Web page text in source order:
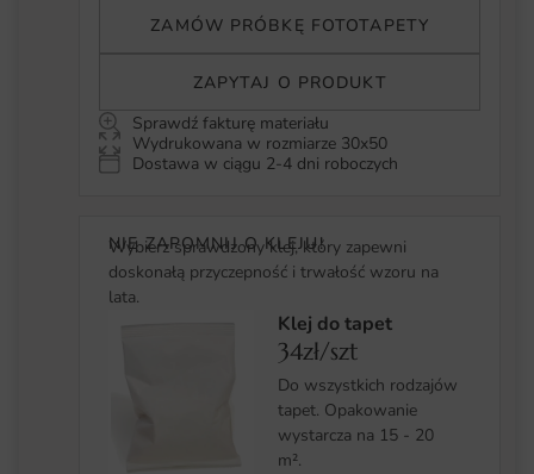
ZAMÓW PRÓBKĘ FOTOTAPETY
ZAPYTAJ O PRODUKT
Sprawdź fakturę materiału
Wydrukowana w rozmiarze 30x50
Dostawa w ciągu 2-4 dni roboczych
NIE ZAPOMNIJ O KLEJU!
Wybierz sprawdzony klej, który zapewni
doskonałą przyczepność i trwałość wzoru na
lata.
Klej do tapet
34zł/szt
Do wszystkich rodzajów
tapet. Opakowanie
wystarcza na 15 - 20
m².